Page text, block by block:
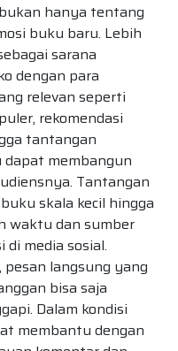
hanya tentang
buku baru. Lebih
sarana
dengan para
relevan seperti
rekomendasi
tantangan
dapat membangun
Tantangan
skala kecil hingga
waktu dan sumber
media sosial.
langsung yang
bisa saja
Dalam kondisi
membantu dengan